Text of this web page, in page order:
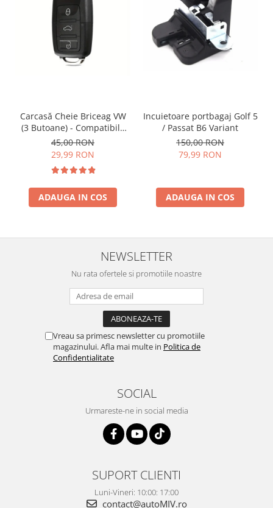
Carcasă Cheie Briceag VW
(3 Butoane) - Compatibilă
Golf 5, Jetta, Touran etc
45,00 RON
29,99 RON
ADAUGA IN COS
Incuietoare portbagaj Golf 5
/ Passat B6 Variant
150,00 RON
79,99 RON
ADAUGA IN COS
NEWSLETTER
Nu rata ofertele si promotiile noastre
Vreau sa primesc newsletter cu promotiile
magazinului. Afla mai multe in Politica de
Confidentialitate
SOCIAL
Urmareste-ne in social media
SUPORT CLIENTI
Luni-Vineri: 10:00: 17:00
contact@autoMIV.ro